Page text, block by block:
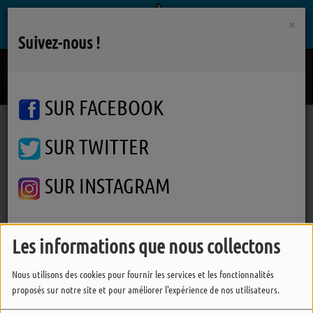
Les informations que nous collectons
Nous utilisons des cookies pour fournir les services et les fonctionnalités
proposés sur notre site et pour améliorer l'expérience de nos utilisateurs.
Podcasts Un Lyeu, Une Rencontre
Que peut apporter au monde
la francophonie ?
×
Suivez-nous !
SUR FACEBOOK
SUR TWITTER
SUR INSTAGRAM
FERMER